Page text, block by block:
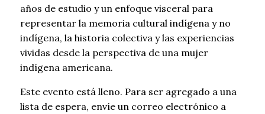
años de estudio y un enfoque visceral para
representar la memoria cultural indígena y no
indígena, la historia colectiva y las experiencias
vividas desde la perspectiva de una mujer
indígena americana.
Este evento está lleno. Para ser agregado a una
lista de espera, envíe un correo electrónico a